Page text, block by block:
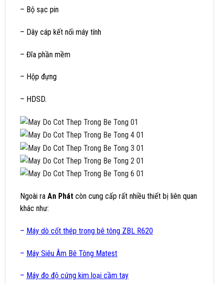
– Bộ sạc pin
– Dây cáp kết nối máy tính
– Đĩa phần mềm
– Hộp đựng
– HDSD.
Ngoài ra An Phátcòn cung cấp rất nhiều thiết bị liên quan
khác như:
– Máy dò cốt thép trong bê tông ZBL R620
– Máy Siêu Âm Bê Tông Matest
– Máy đo độ cứng kim loại cầm tay